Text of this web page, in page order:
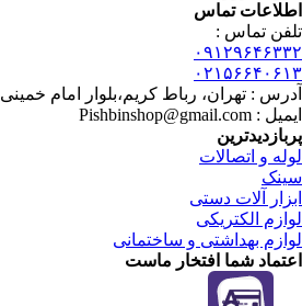
اطلاعات تماس
تلفن تماس :
۰۹۱۲۹۶۴۶۳۳۲
۰۲۱۵۶۶۴۰۶۱۳
آدرس : تهران، رباط کریم،بلوار امام خمینی
ایمیل : Pishbinshop@gmail.com
پربازدیدترین
لوله و اتصالات
سینک
ابزار آلات دستی
لوازم الکتریکی
لوازم بهداشتی و ساختمانی
اعتماد شما افتخار ماست